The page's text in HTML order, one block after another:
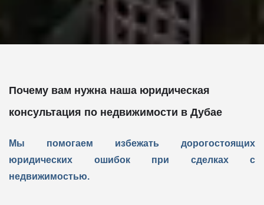
Почему вам нужна наша юридическая
консультация по недвижимости в Дубае
Мы помогаем избежать дорогостоящих
юридических ошибок при сделках с
недвижимостью.